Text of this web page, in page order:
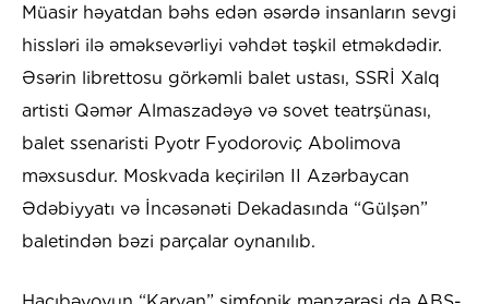
Müasir həyatdan bəhs edən əsərdə insanların sevgi
hissləri ilə əməksevərliyi vəhdət təşkil etməkdədir.
Əsərin librettosu görkəmli balet ustası, SSRİ Xalq
artisti Qəmər Almaszadəyə və sovet teatrşünası,
balet ssenaristi Pyotr Fyodoroviç Abolimova
məxsusdur. Moskvada keçirilən II Azərbaycan
Ədəbiyyatı və İncəsənəti Dekadasında “Gülşən”
baletindən bəzi parçalar oynanılıb.